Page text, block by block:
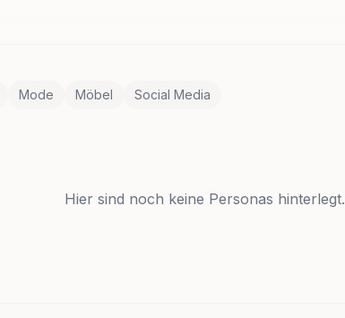
Mode Möbel Social Media
Hier sind noch keine Personas hinterlegt.